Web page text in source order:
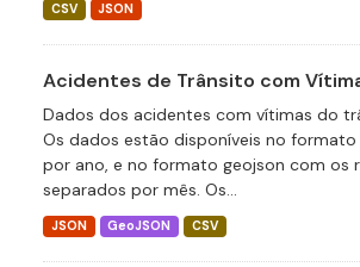
CSV JSON
Acidentes de Trânsito com
Dados dos acidentes com vítimas do
Os dados estão disponíveis no formato
por ano, e no formato geojson com os
separados por mês. Os...
JSON GeoJSON CSV